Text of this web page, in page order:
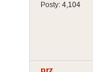
Posty: 4,104
prz